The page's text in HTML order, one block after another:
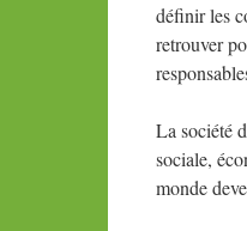
définir les
retrouver
La société
sociale,
monde